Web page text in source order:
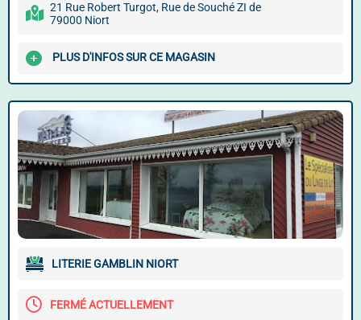
21 Rue Robert Turgot, Rue de Souché ZI de
79000 Niort
PLUS D'INFOS SUR CE MAGASIN
LITERIE GAMBLIN NIORT
FERMÉ ACTUELLEMENT